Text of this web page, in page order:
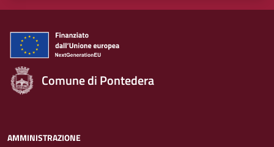
Comune di Pontedera
AMMINISTRAZIONE